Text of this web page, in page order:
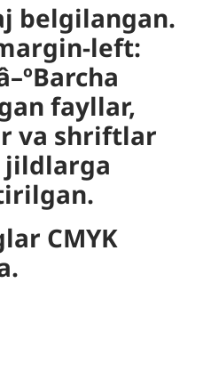
belgilangan.
left:
fayllar,
va shriftlar
jildlarga
CMYK